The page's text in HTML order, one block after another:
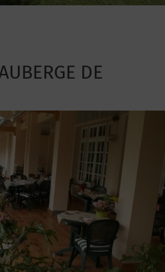
DE